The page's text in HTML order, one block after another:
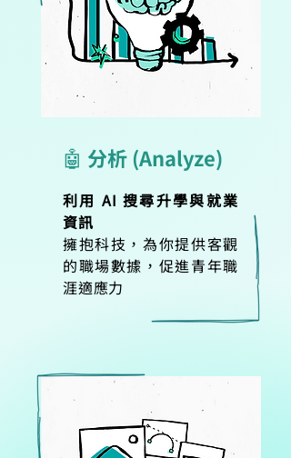
🤖 分析 (Analyze)
利用 AI 搜尋升學與就業
資訊
擁抱科技，為你提供客觀
的職場數據，促進青年職
涯適應力